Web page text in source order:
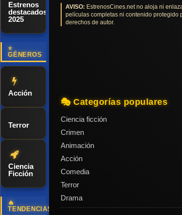
Estrenos
destacados
2025
⭐
GÉNEROS
Acción
Terror
Ciencia
Ficción
🔥
TENDENCIAS
AVISO: EstrenosCines.net no aloja ni
películas completas ni contenido protegido
derechos de autor.
🎭 Categorías populares
Ciencia ficción
Crimen
Animación
Acción
Comedia
Terror
Drama